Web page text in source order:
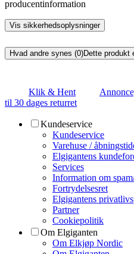
producentinformation
Vis sikkerhedsoplysninger
Hvad andre synes (0)Dette produkt
Klik & Hent
til 30 dages returret
Kundeservice
Kundeservice
Varehuse /
Elgigantens
Services
Information om
Fortrydelsesret
Elgigantens
Partner
Cookiepolitik
Om Elgiganten
Om Elkjøp Nordic